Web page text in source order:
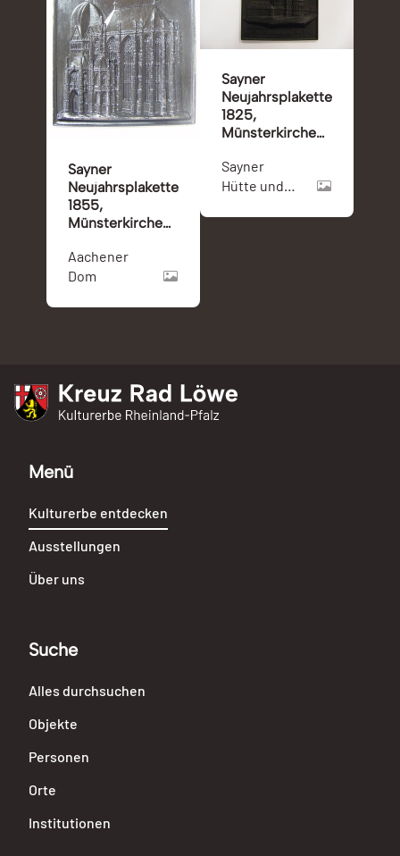
Sayner
Neujahrsplakette
1855,
Münsterkirche
Aachen
Aachener
Dom
Sayner
Neujahrsplakette
1825,
Münsterkirche
Sayner
Hütte und
Menü
Kulturerbe entdecken
Ausstellungen
Über uns
Suche
Alles durchsuchen
Objekte
Personen
Orte
Institutionen